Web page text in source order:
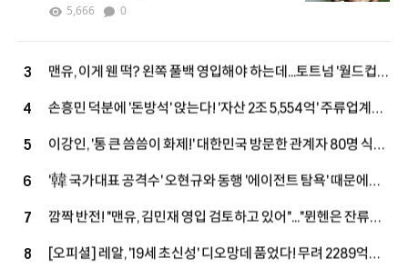
불가피 "당분간 출전 어려울 것"
5,666 0
3
맨유, 이게 웬 떡? 왼쪽 풀백 영입해야 하는데...토트넘 '월드컵
스타' 직접 역제안! "새로운 선택지 등장"
4
손흥민 덕분에 '돈방석' 앉는다! '자산 2조 5,554억' 주류업계
억만장자, LAFC 소유주 그룹 합류...구단 가치 2조 원 육박
5
이강인, '통 큰 씀씀이 화제!' 대한민국 방문한 관계자 80명 식사
대접 한다...西 매체 "LEE, 아틀레티코 마드리드 마음 훔치고
있다" 호평
6
'韓 국가대표 공격수' 오현규와 동행 '에이전트 탐욕' 때문에
7
깜짝 반전! "맨유, 김민재 영입 검토하고 있어"..."뮌헨은 잔류로
선회했지만, 구단은 여전히 예의주시"
8
[오피셜] 레알, '19세 초신성' 디오망데 품었다! 무려 2289억